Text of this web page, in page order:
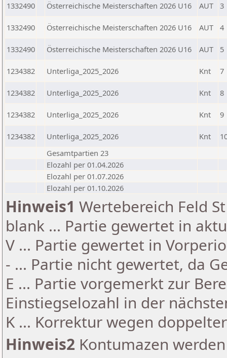
1332490 Österreichische Meisterschaften 2026 U16 AUT 3
1332490 Österreichische Meisterschaften 2026 U16 AUT 4
1332490 Österreichische Meisterschaften 2026 U16 AUT 5
1234382 Unterliga_2025_2026 Knt 7
1234382 Unterliga_2025_2026 Knt 8
1234382 Unterliga_2025_2026 Knt 9
1234382 Unterliga_2025_2026 Knt
Gesamtpartien 23
Elozahl per 01.04.2026
Elozahl per 01.07.2026
Elozahl per 01.10.2026
Hinweis1 Wertebereich Feld
blank ... Partie gewertet in
V ... Partie gewertet in
- ... Partie nicht gewertet, da
E ... Partie vorgemerkt zur
Einstiegselozahl in der
K ... Korrektur wegen
Hinweis2 Kontumazen